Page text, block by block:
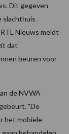
Dit gegeven
slachthuis
Nieuws meldt
dat
beuren voor
de NVWA
"De
het mobiele